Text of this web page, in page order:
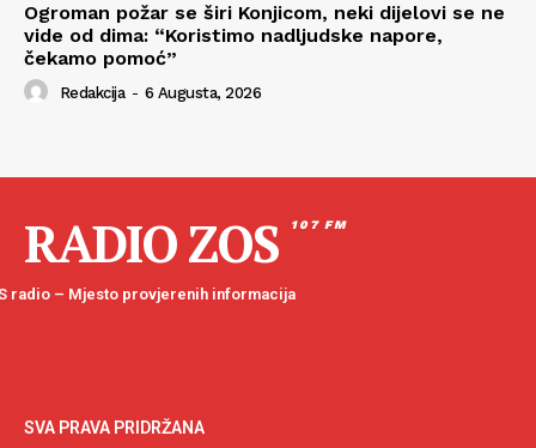
Ogroman požar se širi Konjicom, neki dijelovi se ne
vide od dima: “Koristimo nadljudske napore,
čekamo pomoć”
Redakcija - 6 Augusta, 2026
RADIO ZOS 107 FM
radio – Mjesto provjerenih informacija
SVA PRAVA PRIDRŽANA